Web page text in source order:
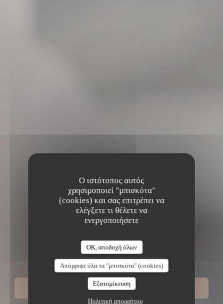
Ο ιστότοπος αυτός
χρησιμοποιεί "μπισκότα"
(cookies) και σας επιτρέπει να
ελέγξετε τι θέλετε να
ενεργοποιήσετε
OK, αποδοχή όλων
Απόρριψε όλα τα "μπισκότα" (cookies)
Εξατομίκευση
Πολιτική απορρήτου
La Vieille Auberge
ΚΆΝΤΕ ΚΡΆΤΗΣΗ ΤΡΑΠΕΖΙΟΎ